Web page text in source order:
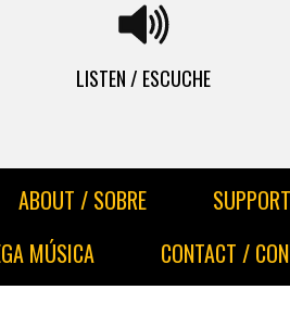
LISTEN / ESCUCHE
ABOUT / SOBRE
MÚSICA CONTACT /